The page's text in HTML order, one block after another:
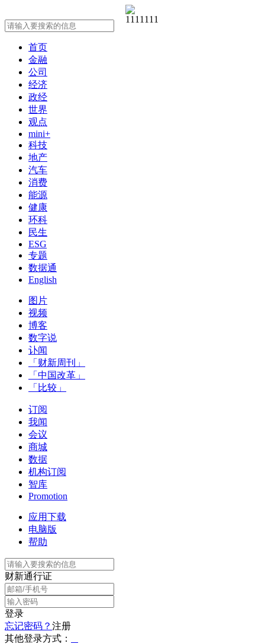
首页
金融
公司
经济
政经
世界
观点
mini+
科技
地产
汽车
消费
能源
健康
环科
民生
ESG
专题
数据通
English
图片
视频
博客
数字说
讣闻
「财新周刊」
「中国改革」
「比较」
订阅
我闻
会议
商城
数据
机构订阅
智库
Promotion
应用下载
电脑版
帮助
财新通行证
登录
忘记密码？ 注册
其他登录方式：